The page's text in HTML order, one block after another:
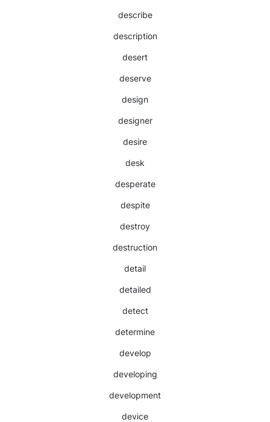
describe
description
desert
deserve
design
designer
desire
desk
desperate
despite
destroy
destruction
detail
detailed
detect
determine
develop
developing
development
device